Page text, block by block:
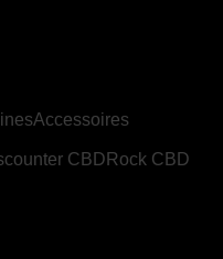
Accessoires
CBD Rock CBD